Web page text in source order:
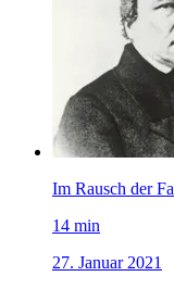
Im Rausch der
14 min
27. Januar 2021